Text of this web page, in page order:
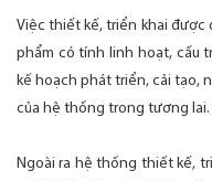
Việc thiết kế, triển khai được
phẩm có tính linh hoạt, cấu
kế hoạch phát triển, cải tạo,
của hệ thống trong tương lai.
Ngoài ra hệ thống thiết kế,